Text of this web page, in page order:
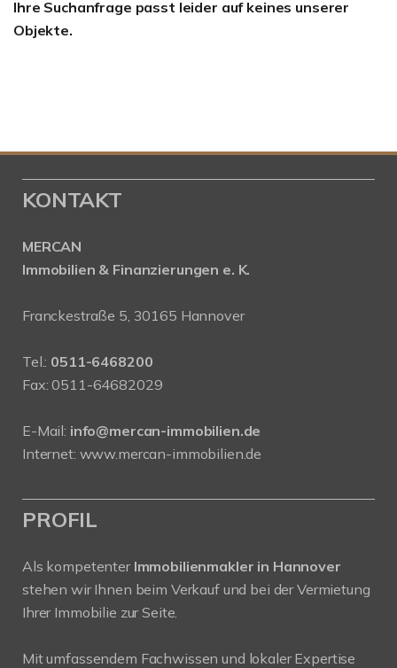
Ihre Suchanfrage passt leider auf keines unserer
Objekte.
KONTAKT
MERCAN
Immobilien & Finanzierungen e. K.
Franckestraße 5, 30165 Hannover
Tel.: 0511-6468200
Fax: 0511-64682029
E-Mail: info@mercan-immobilien.de
Internet: www.mercan-immobilien.de
PROFIL
Als kompetenter Immobilienmakler in Hannover
stehen wir Ihnen beim Verkauf und bei der Vermietung
Ihrer Immobilie zur Seite.
Mit umfassendem Fachwissen und lokaler Expertise